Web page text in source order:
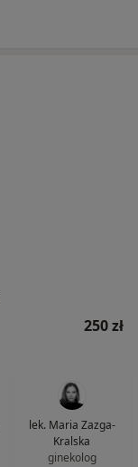
250 zł
lek. Maria Zazga-
Kralska
ginekolog